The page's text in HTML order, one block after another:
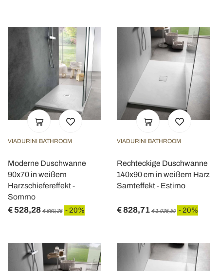
VIADURINI BATHROOM
Moderne Duschwanne
90x70 in weißem
Harzschiefereffekt -
Sommo
€ 528,28 € 660,35 - 20%
VIADURINI BATHROOM
Rechteckige Duschwanne
140x90 cm in weißem Harz
Samteffekt - Estimo
€ 828,71 € 1.035,89 - 20%